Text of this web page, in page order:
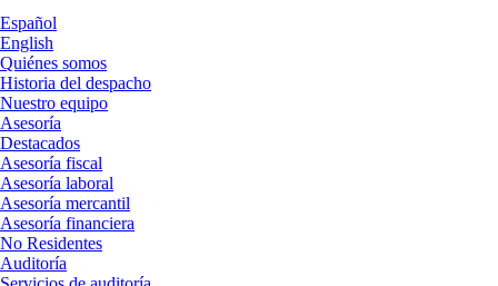
Español
English
Quiénes somos
Historia del despacho
Nuestro equipo
Asesoría
Destacados
Asesoría fiscal
Asesoría laboral
Asesoría mercantil
Asesoría financiera
No Residentes
Auditoría